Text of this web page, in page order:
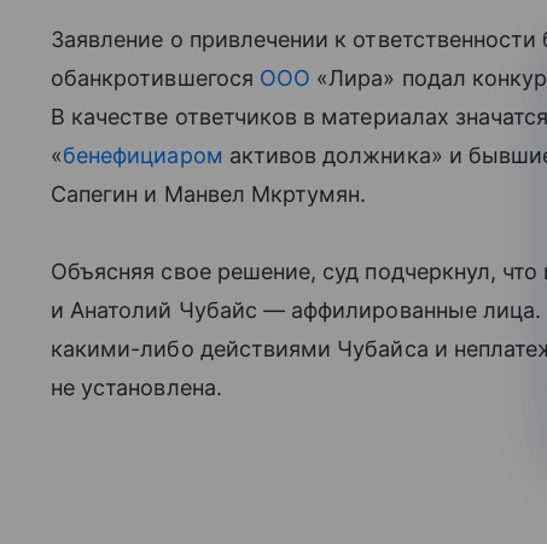
Заявление о привлечении к
обанкротившегося ООО «Лира» подал
В качестве ответчиков в материалах
«бенефициаром активов должника» и
Сапегин и Манвел Мкртумян.
Объясняя свое решение, суд подчеркнул,
и Анатолий Чубайс — аффилированные лица.
какими-либо действиями Чубайса и
не установлена.